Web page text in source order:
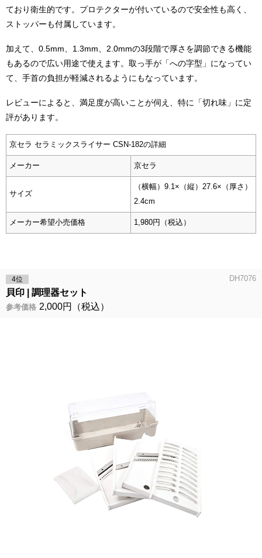
ており衛生的です。プロテクターが付いているので安全性も高く、
ストッパーも付属しています。
加えて、0.5mm、1.3mm、2.0mmの3段階で厚さを調節できる機能
もあるので広い用途で使えます。取っ手が「への字型」になってい
て、手首の負担が軽減されるようにもなっています。
レビューによると、満足度が高いことが伺え、特に「切れ味」に定
評があります。
京セラ セラミックスライサー CSN-182の詳細
メーカー 京セラ
サイズ
（横幅）9.1×（縦）27.6×（厚さ）
2.4cm
メーカー希望小売価格 1,980円（税込）
4位
貝印 調理器セット
DH7076
参考価格 2,000円（税込）